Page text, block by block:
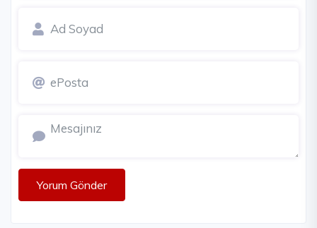
Yorum Gönder